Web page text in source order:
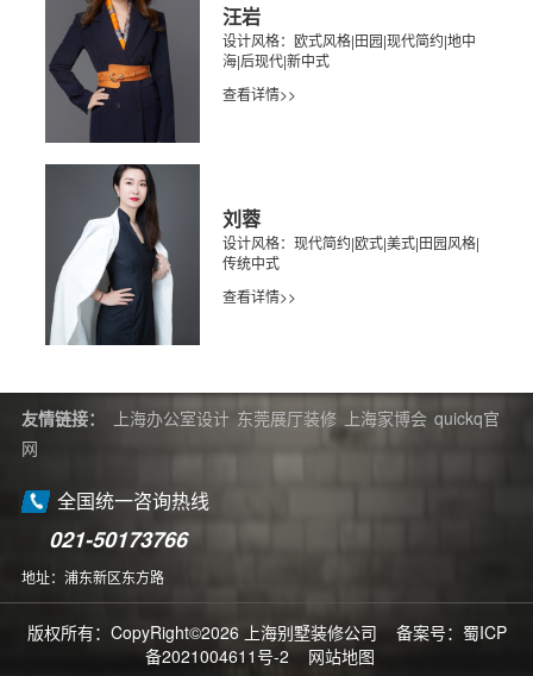
汪岩
设计风格：欧式风格|田园|现代简约|地中
海|后现代|新中式
查看详情>>
刘蓉
设计风格：现代简约|欧式|美式|田园风格|
传统中式
查看详情>>
友情链接： 上海办公室设计 东莞展厅装修 上海家博会 quickq官
网
全国统一咨询热线
021-50173766
地址：浦东新区东方路
版权所有：CopyRight©2026 上海别墅装修公司 备案号： 蜀ICP
备2021004611号-2
网站地图